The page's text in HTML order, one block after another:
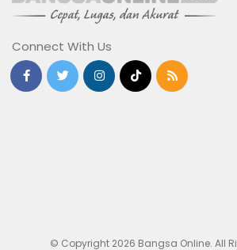
Connect With Us
© Copyright 2026 Bangsa Online. All